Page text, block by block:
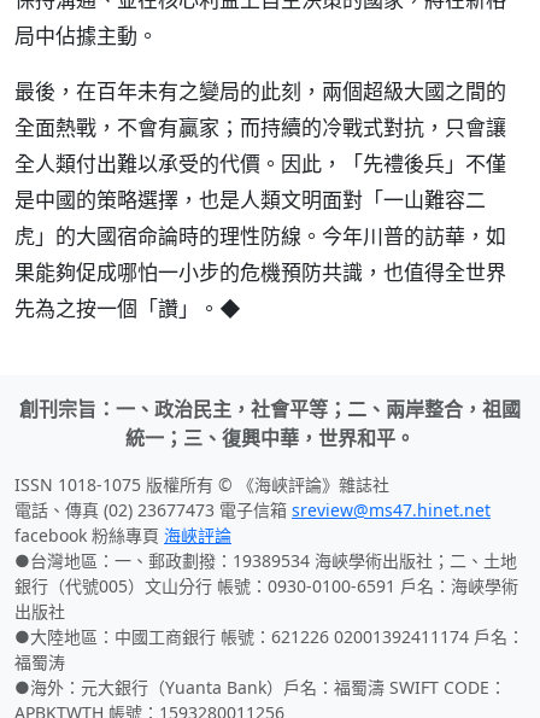
局中佔據主動。
最後，在百年未有之變局的此刻，兩個超級大國之間的
全面熱戰，不會有贏家；而持續的冷戰式對抗，只會讓
全人類付出難以承受的代價。因此，「先禮後兵」不僅
是中國的策略選擇，也是人類文明面對「一山難容二
虎」的大國宿命論時的理性防線。今年川普的訪華，如
果能夠促成哪怕一小步的危機預防共識，也值得全世界
先為之按一個「讚」。◆
創刊宗旨：一、政治民主，社會平等；二、兩岸整合，祖國
統一；三、復興中華，世界和平。
ISSN 1018-1075 版權所有 © 《海峽評論》雜誌社
電話、傳真 (02) 23677473 電子信箱 sreview@ms47.hinet.net
facebook 粉絲專頁 海峽評論
●台灣地區：一、郵政劃撥：19389534 海峽學術出版社；二、土地
銀行（代號005）文山分行 帳號：0930-0100-6591 戶名：海峽學術
出版社
●大陸地區：中國工商銀行 帳號：621226 02001392411174 戶名：
福蜀涛
●海外：元大銀行（Yuanta Bank）戶名：福蜀濤 SWIFT CODE：
APBKTWTH 帳號：1593280011256